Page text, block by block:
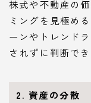
株式や不動産の
ミングを見極め
ーンやトレンド
されずに判断でき
2. 資産の分散